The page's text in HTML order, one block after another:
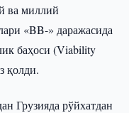
ва миллий
«BB-» даражасида
баҳоси (Viability
қолди.
Грузияда рўйхатдан